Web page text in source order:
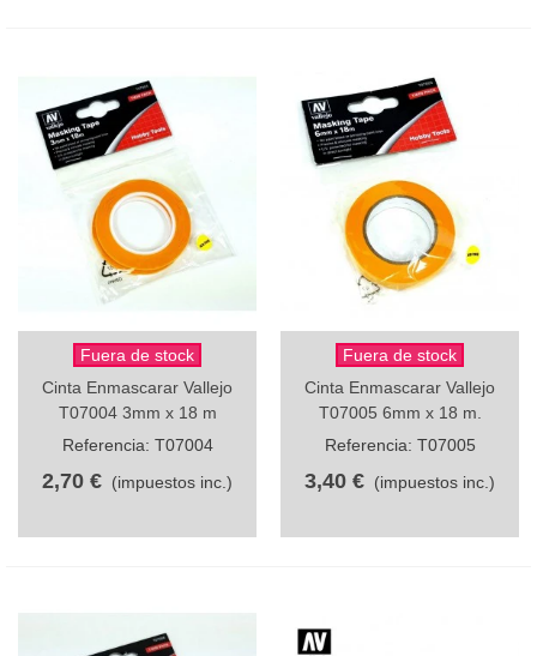
Fuera de stock
Cinta Enmascarar Vallejo
T07004 3mm x 18 m
Referencia: T07004
2,70 € (impuestos inc.)
Fuera de stock
Cinta Enmascarar Vallejo
T07005 6mm x 18 m.
Referencia: T07005
3,40 € (impuestos inc.)